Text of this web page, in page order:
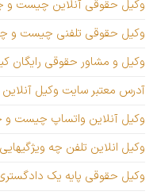
وکیل حقوقی آنلاین چیست و
وکیل حقوقی تلفنی چیست و چه
وکیل و مشاور حقوقی رایگان
آدرس معتبر سایت وکیل
وکیل آنلاین واتساپ چیست و
وکیل انلاین تلفن چه
وکیل حقوقی پایه یک